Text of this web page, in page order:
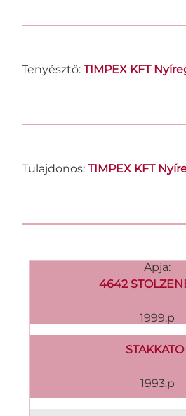
Tenyésztő:TIMPEX KFT
Tulajdonos:TIMPEX KFT
Apja:
4642
1999.p
STAKKATO
1993.p